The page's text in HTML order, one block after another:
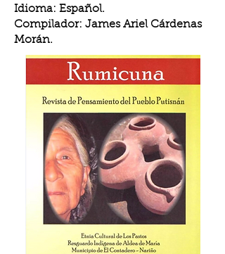
Idioma: Español.
Compilador: James Ariel Cárdenas
Morán.